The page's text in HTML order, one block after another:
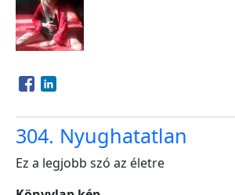
Opens in a new window
Opens in a new window
304. Nyughatatlan
Ez a legjobb szó az életre